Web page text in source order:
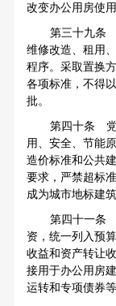
改变办公用房使
第三十九条
维修改造、租用
程序。采取置换
各项标准，不得
批。
第四十条 党
用、安全、节能
造价标准和公共
要求，严禁超标
成为城市地标建
第四十一条
资，统一列入预
收益和资产转让
接用于办公用房
运转和专项债券